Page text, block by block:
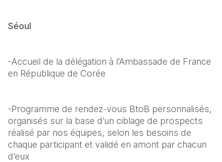
Séoul
-Accueil de la délégation à l’Ambassade de France
en République de Corée
-Programme de rendez-vous BtoB personnalisés,
organisés sur la base d’un ciblage de prospects
réalisé par nos équipes, selon les besoins de
chaque participant et validé en amont par chacun
d’eux